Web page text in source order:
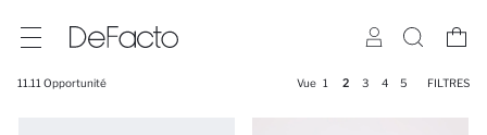
11.11 Opportunité Vue 1 2 3 4 5 FILTRES